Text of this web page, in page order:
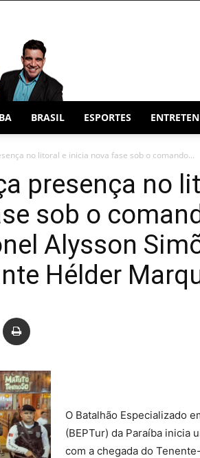
BRASIL ESPORTES
no litoral e inicia nova fase sob o comando...
presença no
sob o
Alysson
Hélder
O Batalhão Especializado
(BEPTur) da Paraíba inicia
com a chegada do